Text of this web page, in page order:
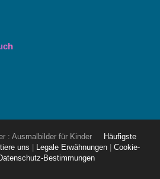
: Ausmalbilder für Kinder
Häufigste
uns Legale Erwähnungen
Cookie-
Bestimmungen